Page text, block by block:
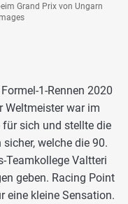
Grand Prix von Ungarn
1-Rennen 2020
Weltmeister war im
sich und stellte die
welche die 90.
Teamkollege Valtteri
geben. Racing Point
eine kleine Sensation.